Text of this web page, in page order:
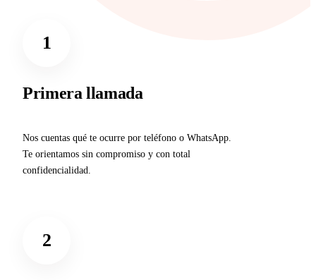
1
Primera llamada
Nos cuentas qué te ocurre por teléfono o WhatsApp.
Te orientamos sin compromiso y con total
confidencialidad.
2